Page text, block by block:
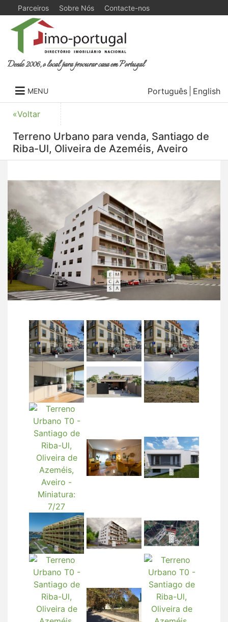
Parceiros Sobre Nós Contacte-nos
Desde 2006, o local para procurar casa em Portugal
MENU Português English
«Voltar
Terreno Urbano para venda, Santiago de
Riba-Ul, Oliveira de Azeméis, Aveiro